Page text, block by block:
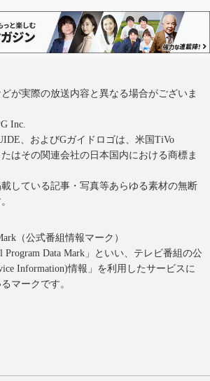
が実際の放送内容と異なる場合がございま
Inc.
、およびGガイドロゴは、米国TiVo
はその関連会社の日本国内における商標ま
している記事・写真等あらゆる素材の無断
（公式番組情報マーク）
Data Mark」といい、テレビ番組の公
Information)情報」を利用したサービスに
マークです。